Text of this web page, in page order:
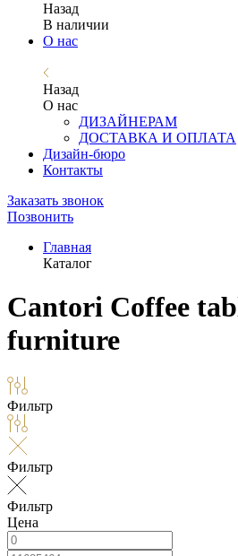
Назад
В наличии
О нас
Назад
О нас
ДИЗАЙНЕРАМ
ДОСТАВКА И ОПЛАТА
Дизайн-бюро
Контакты
Заказать звонок
Позвонить
Главная
Каталог
Cantori Coffee
furniture
Фильтр
Фильтр
Фильтр
Цена